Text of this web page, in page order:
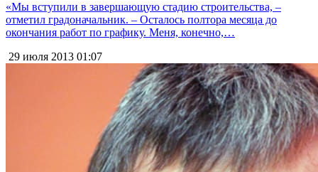
«Мы вступили в завершающую стадию строительства, –
отметил градоначальник. – Осталось полтора месяца до
окончания работ по графику. Меня, конечно,…
29 июля 2013 01:07